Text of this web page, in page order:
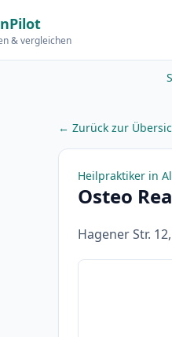
& vergleichen
← Zurück zur
Heilpraktiker in
Osteo
Hagener Str.